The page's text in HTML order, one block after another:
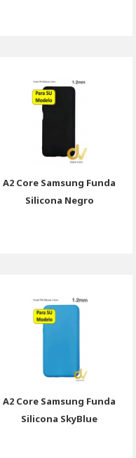
A2 Core Samsung Funda
Silicona Negro
A2 Core Samsung Funda
Silicona SkyBlue